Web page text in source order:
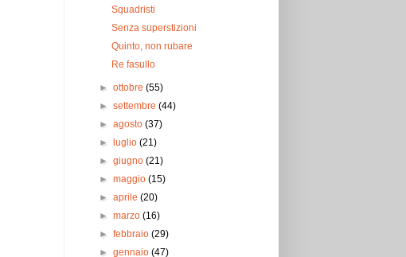
Squadristi
Senza superstizioni
Quinto, non rubare
Re fasullo
►ottobre(55)
►settembre(44)
►agosto(37)
►
luglio(21)
►giugno(21)
►maggio(15)
►aprile(20)
►marzo(16)
►febbraio(29)
►gennaio(47)